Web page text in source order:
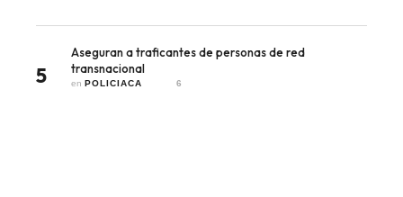
5
Aseguran a traficantes de personas de red
transnacional
en POLICIACA 6